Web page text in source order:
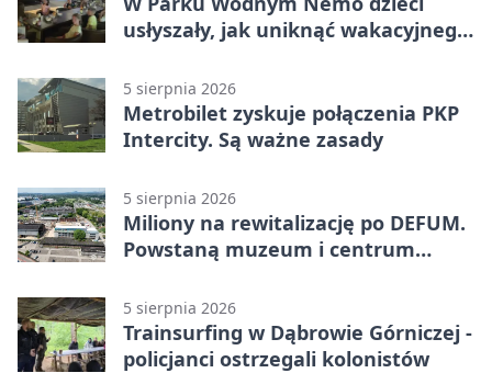
usłyszały, jak uniknąć wakacyjnego
5 sierpnia 2026
Metrobilet zyskuje połączenia PKP
Intercity. Są ważne zasady
5 sierpnia 2026
Miliony na rewitalizację po DEFUM.
Powstaną muzeum i centrum
5 sierpnia 2026
Trainsurfing w Dąbrowie Górniczej -
policjanci ostrzegali kolonistów